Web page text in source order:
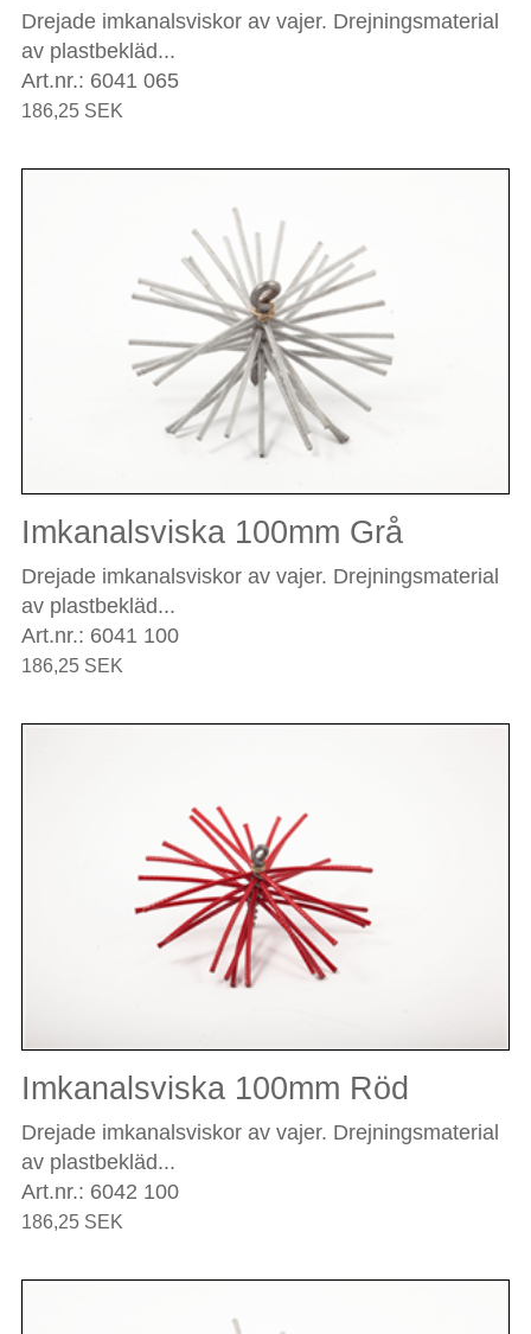
Drejade imkanalsviskor av vajer. Drejningsmaterial
av plastbekläd...
Art.nr.: 6041 065
186,25 SEK
Imkanalsviska 100mm Grå
Drejade imkanalsviskor av vajer. Drejningsmaterial
av plastbekläd...
Art.nr.: 6041 100
186,25 SEK
Imkanalsviska 100mm Röd
Drejade imkanalsviskor av vajer. Drejningsmaterial
av plastbekläd...
Art.nr.: 6042 100
186,25 SEK